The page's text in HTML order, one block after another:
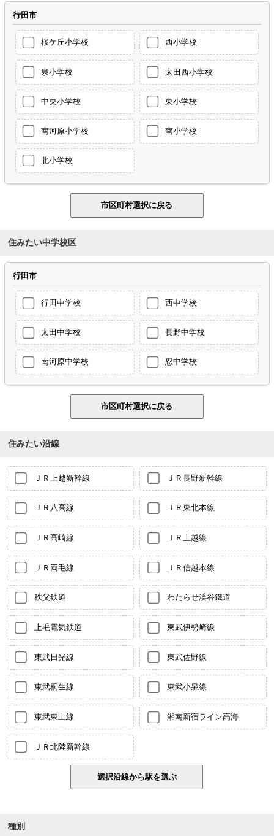
行田市
桜ケ丘小学校 西小学校
泉小学校 太田西小学校
中央小学校 東小学校
南河原小学校 南小学校
北小学校
住みたい中学校区
行田市
行田中学校 西中学校
太田中学校 長野中学校
南河原中学校 忍中学校
住みたい沿線
ＪＲ上越新幹線 ＪＲ長野新幹線
ＪＲ八高線 ＪＲ東北本線
ＪＲ高崎線 ＪＲ上越線
ＪＲ両毛線 ＪＲ信越本線
秩父鉄道 わたらせ渓谷鐵道
上毛電気鉄道 東武伊勢崎線
東武日光線 東武佐野線
東武桐生線 東武小泉線
東武東上線 湘南新宿ライン高海
ＪＲ北陸新幹線
種別